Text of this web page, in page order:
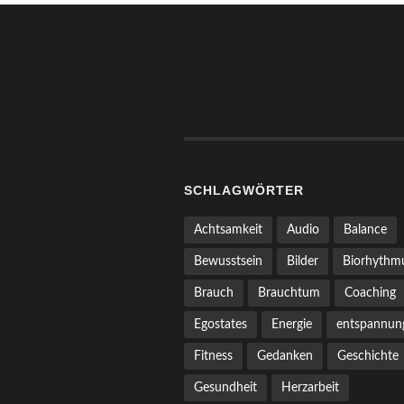
SCHLAGWÖRTER
Achtsamkeit Audio Balance
Bewusstsein Bilder
Brauch Brauchtum Coaching
Egostates Energie
Fitness Gedanken Geschichte
Gesundheit Herzarbeit